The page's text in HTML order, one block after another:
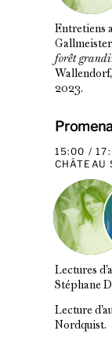
Entretiens
forêt
2023.
15:00 /
CHÂTEAU
Lectures
Stéphane
Lecture
Nordquist.